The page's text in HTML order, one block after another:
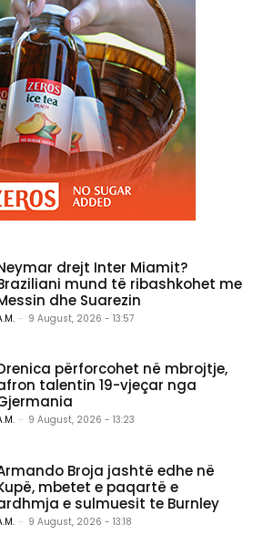
drejt Inter Miamit?
mund të ribashkohet me
dhe Suarezin
- 9 August, 2026 - 13:57
përforcohet në mbrojtje,
talentin 19-vjeçar nga
- 9 August, 2026 - 13:23
Broja jashtë edhe në
mbetet e paqartë e
e sulmuesit te Burnley
- 9 August, 2026 - 13:18